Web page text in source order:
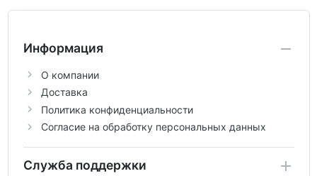
Информация
О компании
Доставка
Политика конфиденциальности
Согласие на обработку персональных данных
Служба поддержки